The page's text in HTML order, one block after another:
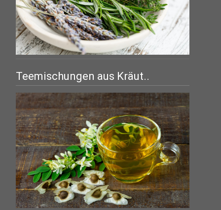
Teemischungen aus Kräut..